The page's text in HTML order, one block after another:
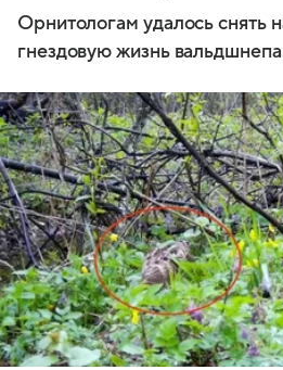
Орнитологам удалось снять
гнездовую жизнь